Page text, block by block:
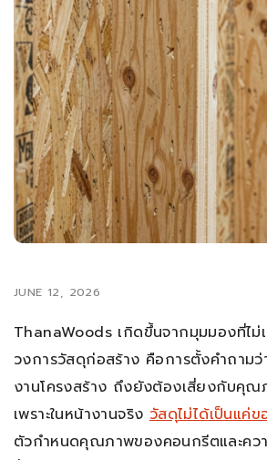
JUNE 12, 2026
ThanaWoods เกิดขึ้นจากมุมมองที่ไม่
วงการวัสดุก่อสร้าง คือการตั้งคำถามว่
งานโครงสร้าง ถึงยังต้องเสี่ยงกับคุณ
เพราะในหน้างานจริงวัสดุไม่ได้เป็นแค่ข
ตัวกำหนดคุณภาพของคอนกรีตและคว